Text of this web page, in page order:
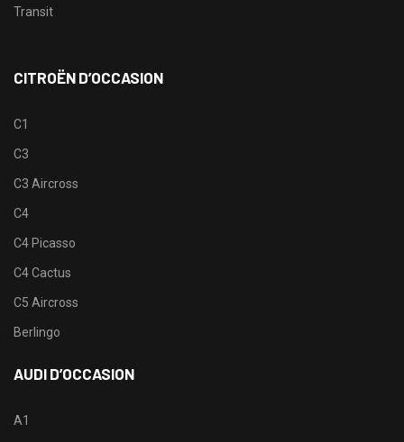
Transit
CITROËN D’OCCASION
C1
C3
C3 Aircross
C4
C4 Picasso
C4 Cactus
C5 Aircross
Berlingo
AUDI D’OCCASION
A1